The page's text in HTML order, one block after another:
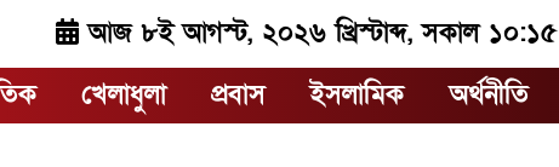
আজ ৮ই আগস্ট, ২০২৬ খ্রিস্টাব্দ, সকাল ১০:১৫
খেলাধুলা প্রবাস ইসলামিক অর্থনীতি